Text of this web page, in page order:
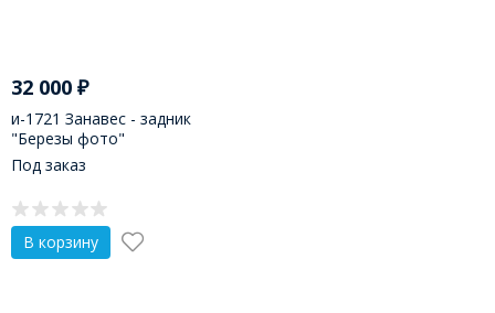
32 000 ₽
и-1721 Занавес - задник
"Березы фото"
Под заказ
В корзину